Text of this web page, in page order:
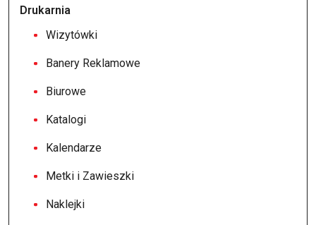
Drukarnia
Wizytówki
Banery Reklamowe
Biurowe
Katalogi
Kalendarze
Metki i Zawieszki
Naklejki